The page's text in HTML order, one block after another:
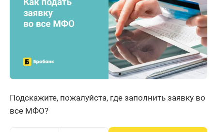
Подскажите, пожалуйста, где заполнить заявку во
все МФО?